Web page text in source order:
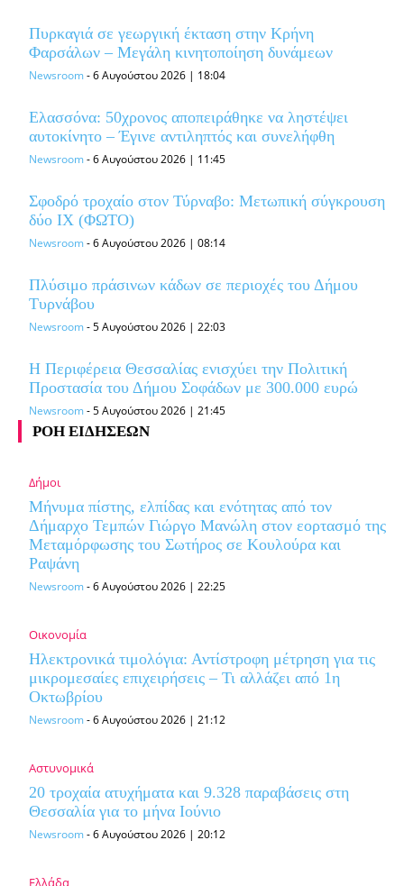
Πυρκαγιά σε γεωργική έκταση στην Κρήνη
Φαρσάλων – Μεγάλη κινητοποίηση δυνάμεων
Newsroom-6 Αυγούστου 2026 | 18:04
Ελασσόνα: 50χρονος αποπειράθηκε να ληστέψει
αυτοκίνητο – Έγινε αντιληπτός και συνελήφθη
Newsroom-6 Αυγούστου 2026 | 11:45
Σφοδρό τροχαίο στον Τύρναβο: Μετωπική σύγκρουση
δύο ΙΧ (ΦΩΤΟ)
Newsroom-6 Αυγούστου 2026 | 08:14
Πλύσιμο πράσινων κάδων σε περιοχές του Δήμου
Τυρνάβου
Newsroom-5 Αυγούστου 2026 | 22:03
Η Περιφέρεια Θεσσαλίας ενισχύει την Πολιτική
Προστασία του Δήμου Σοφάδων με 300.000 ευρώ
Newsroom-5 Αυγούστου 2026 | 21:45
ΡΟΗ ΕΙΔΗΣΕΩΝ
Δήμοι
Μήνυμα πίστης, ελπίδας και ενότητας από τον
Δήμαρχο Τεμπών Γιώργο Μανώλη στον εορτασμό της
Μεταμόρφωσης του Σωτήρος σε Κουλούρα και
Ραψάνη
Newsroom-6 Αυγούστου 2026 | 22:25
Οικονομία
Ηλεκτρονικά τιμολόγια: Αντίστροφη μέτρηση για τις
μικρομεσαίες επιχειρήσεις – Τι αλλάζει από 1η
Οκτωβρίου
Newsroom-6 Αυγούστου 2026 | 21:12
Αστυνομικά
20 τροχαία ατυχήματα και 9.328 παραβάσεις στη
Θεσσαλία για το μήνα Ιούνιο
Newsroom-6 Αυγούστου 2026 | 20:12
Ελλάδα